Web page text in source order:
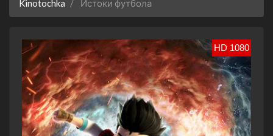
Kinotochka Истоки футбола
HD 1080